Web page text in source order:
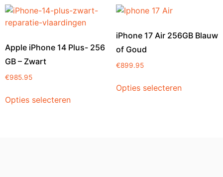
Apple iPhone 14 Plus- 256
GB – Zwart
€985.95
Opties selecteren
iPhone 17 Air 256GB Blauw
of Goud
€899.95
Opties selecteren